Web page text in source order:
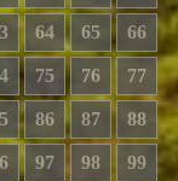
64 65 66
75 76 77
86 87 88
97 98 99